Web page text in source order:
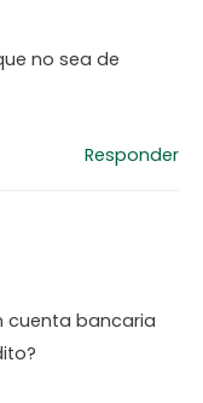
no sea de
Responder
cuenta bancaria